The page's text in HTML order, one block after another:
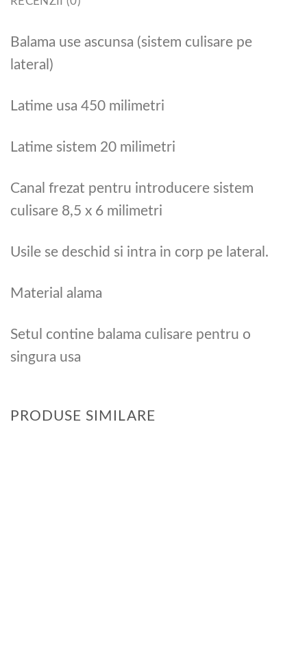
Balama use ascunsa (sistem culisare pe
lateral)
Latime usa 450 milimetri
Latime sistem 20 milimetri
Canal frezat pentru introducere sistem
culisare 8,5 x 6 milimetri
Usile se deschid si intra in corp pe lateral.
Material alama
Setul contine balama culisare pentru o
singura usa
PRODUSE SIMILARE